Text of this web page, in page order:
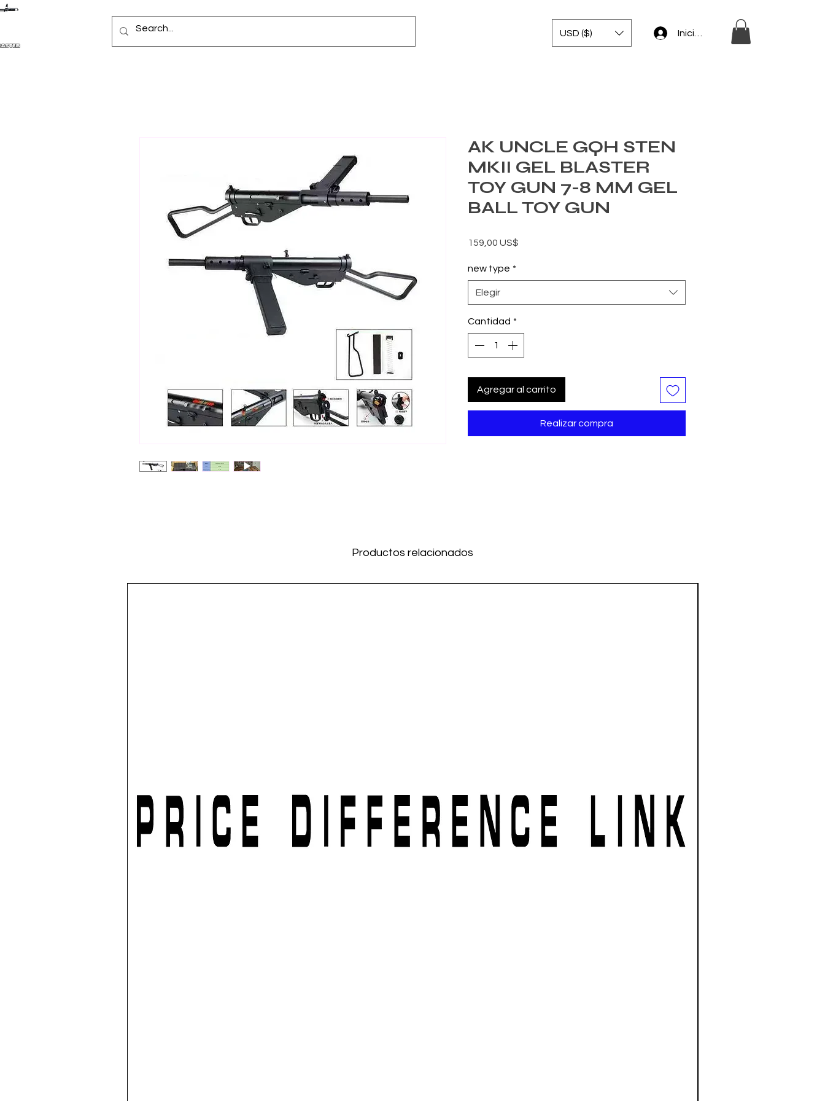
USD ($) Iniciar sesión
AK UNCLE GQH STEN
MKII GEL BLASTER
TOY GUN 7-8 MM GEL
BALL TOY GUN
159,00 US$
new type *
Elegir
Cantidad *
Agregar al carrito
Realizar compra
Productos relacionados